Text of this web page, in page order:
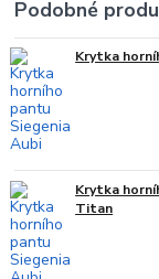
Podobné
Krytka
Krytka
Titan